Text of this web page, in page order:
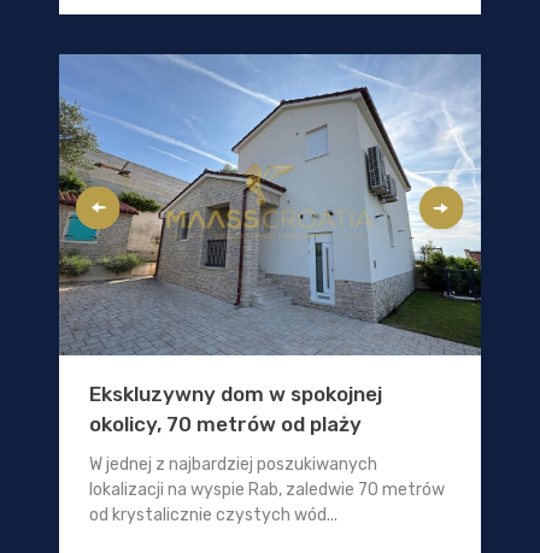
Ekskluzywny dom w spokojnej
okolicy, 70 metrów od plaży
W jednej z najbardziej poszukiwanych
lokalizacji na wyspie Rab, zaledwie 70 metrów
od krystalicznie czystych wód...